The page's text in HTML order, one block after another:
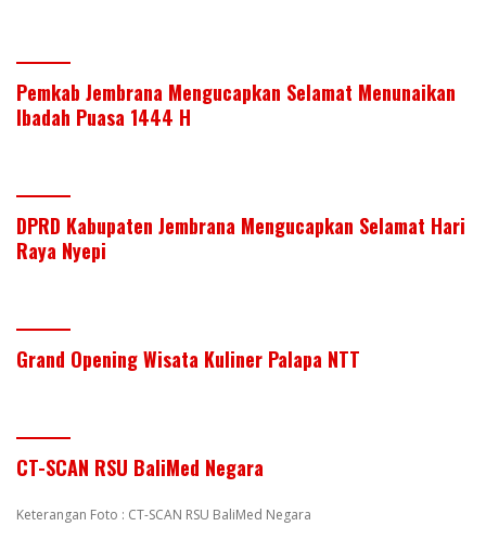
Pemkab Jembrana Mengucapkan Selamat Menunaikan
Ibadah Puasa 1444 H
DPRD Kabupaten Jembrana Mengucapkan Selamat Hari
Raya Nyepi
Grand Opening Wisata Kuliner Palapa NTT
CT-SCAN RSU BaliMed Negara
Keterangan Foto : CT-SCAN RSU BaliMed Negara